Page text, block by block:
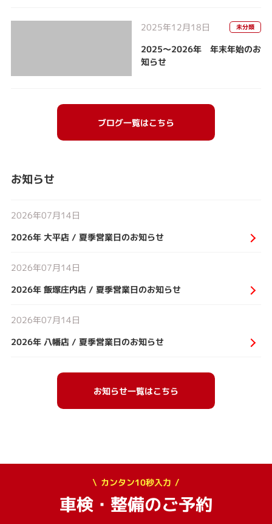
2025年12月18日 未分類
2025～2026年 年末年始のお
知らせ
ブログ一覧はこちら
お知らせ
2026年07月14日
2026年 大平店 / 夏季営業日のお知らせ
2026年07月14日
2026年 飯塚庄内店 / 夏季営業日のお知らせ
2026年07月14日
2026年 八幡店 / 夏季営業日のお知らせ
お知らせ一覧はこちら
カンタン10秒入力
車検・整備のご予約